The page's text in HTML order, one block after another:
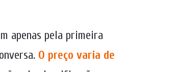
apenas pela primeira
O preço varia de